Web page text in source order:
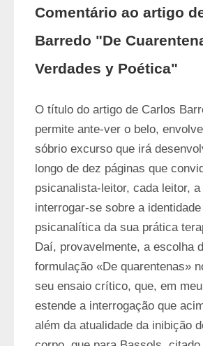
Comentário ao artigo
Barredo "De
Verdades y Poética"
O título do artigo de Carlos
permite ante-ver o belo,
sóbrio excurso que irá
longo de dez páginas que
psicanalista-leitor, cada leitor, a
interrogar-se sobre a identidade
psicanalítica da sua prática
Daí, provavelmente, a escolha
formulação «De quarentenas»
seu ensaio crítico, que, em
estende a interrogação que
além da atualidade da inibição